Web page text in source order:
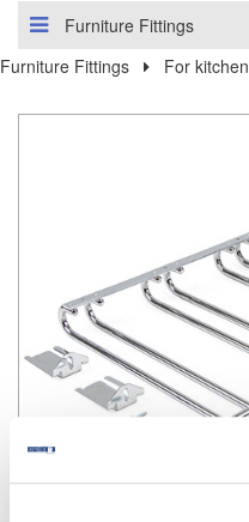
Furniture Fittings
Furniture Fittings
For kitchen